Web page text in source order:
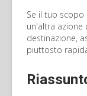
Se il tuo scopo
un'altra azione
destinazione,
piuttosto